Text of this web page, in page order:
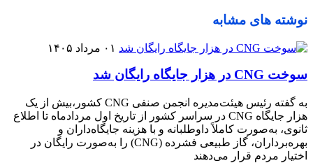
نوشته های مشابه
۰۱ مرداد ۱۴۰۵
سوخت CNG در هزار جایگاه رایگان شد
به گفته رئیس هیئت‌مدیره انجمن صنفی CNG کشور،بیش از یک
هزار جایگاه CNG در سراسر کشور از تاریخ اول مردادماه تا اطلاع
ثانوی، به‌صورت کاملاً داوطلبانه و با هزینه جایگاه‌داران و
بهره‌برداران، گاز طبیعی فشرده (CNG) را به‌صورت رایگان در
اختیار مردم قرار می‌دهند